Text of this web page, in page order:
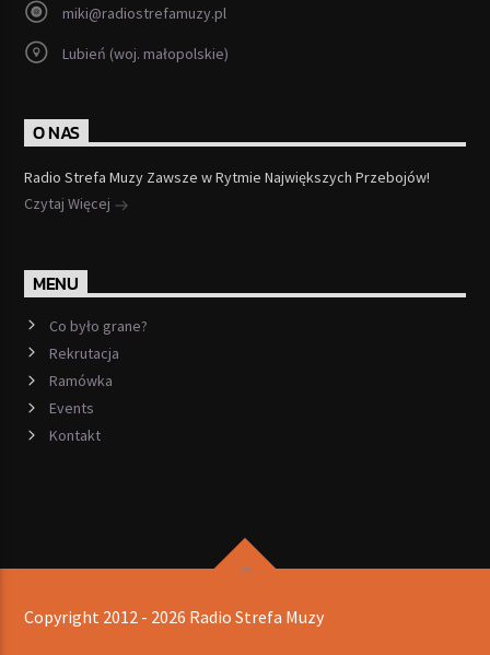
miki@radiostrefamuzy.pl
Lubień (woj. małopolskie)
O NAS
Radio Strefa Muzy Zawsze w Rytmie Największych Przebojów!
Czytaj Więcej
MENU
Co było grane?
Rekrutacja
Ramówka
Events
Kontakt
Copyright 2012 - 2026 Radio Strefa Muzy